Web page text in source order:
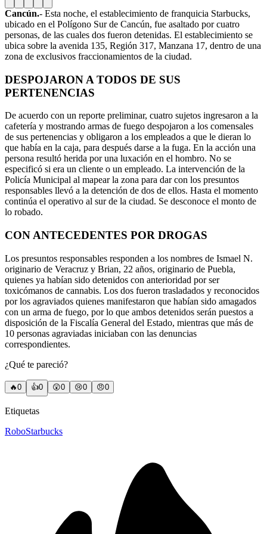
Cancún.- Esta noche, el establecimiento de franquicia Starbucks,
ubicado en el Polígono Sur de Cancún, fue asaltado por cuatro
personas, de las cuales dos fueron detenidas. El establecimiento se
ubica sobre la avenida 135, Región 317, Manzana 17, dentro de una
zona de exclusivos fraccionamientos de la ciudad.
DESPOJARON A TODOS DE SUS
PERTENENCIAS
De acuerdo con un reporte preliminar, cuatro sujetos ingresaron a la
cafetería y mostrando armas de fuego despojaron a los comensales
de sus pertenencias y obligaron a los empleados a que le dieran lo
que había en la caja, para después darse a la fuga. En la acción una
persona resultó herida por una luxación en el hombro. No se
especificó si era un cliente o un empleado. La intervención de la
Policía Municipal al mapear la zona para dar con los presuntos
responsables llevó a la detención de dos de ellos. Hasta el momento
continúa el operativo al sur de la ciudad. Se desconoce el monto de
lo robado.
CON ANTECEDENTES POR DROGAS
Los presuntos responsables responden a los nombres de Ismael N.
originario de Veracruz y Brian, 22 años, originario de Puebla,
quienes ya habían sido detenidos con anterioridad por ser
toxicómanos de cannabis. Los dos fueron trasladados y reconocidos
por los agraviados quienes manifestaron que habían sido amagados
con un arma de fuego, por lo que ambos detenidos serán puestos a
disposición de la Fiscalía General del Estado, mientras que más de
10 personas agraviadas iniciaban con las denuncias
correspondientes.
¿Qué te pareció?
🔥0 👍0 😲0 😢0 😠0
Etiquetas
RoboStarbucks